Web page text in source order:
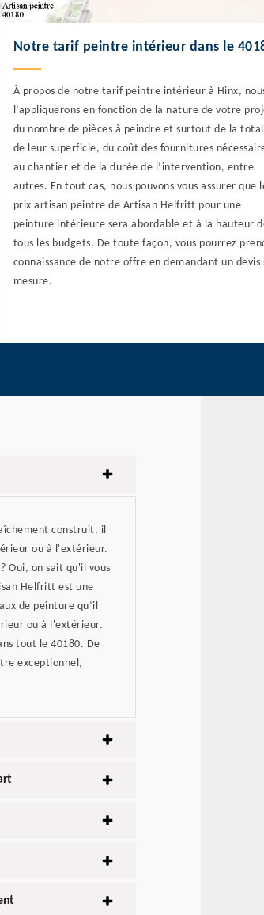
Notre tarif peintre intérieur dans le
À propos de notre tarif peintre intérieur à Hinx,
l’appliquerons en fonction de la nature de votre
du nombre de pièces à peindre et surtout de la
de leur superficie, du coût des fournitures
au chantier et de la durée de l’intervention, entre
autres. En tout cas, nous pouvons vous assurer que
prix artisan peintre de Artisan Helfritt pour une
peinture intérieure sera abordable et à la hauteur
tous les budgets. De toute façon, vous pourrez
connaissance de notre offre en demandant un devis
mesure.
construit, il
ou à l'extérieur.
Oui, on sait qu'il vous
Helfritt est une
de peinture qu’il
ou à l'extérieur.
tout le 40180. De
exceptionnel,